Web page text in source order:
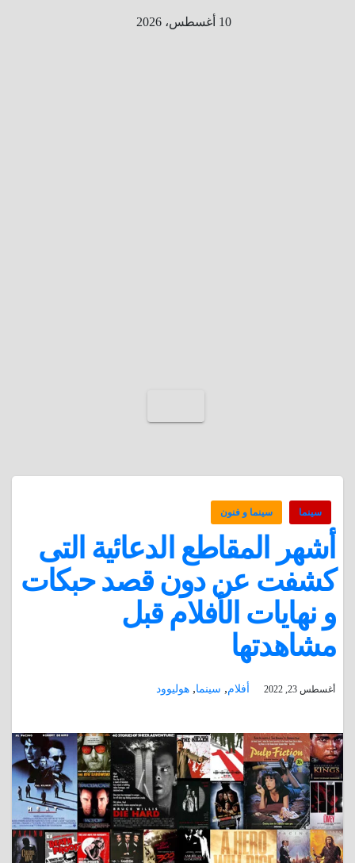
10 أغسطس، 2026
سينما سينما و فنون
أشهر المقاطع الدعائية التى
كشفت عن دون قصد حبكات
و نهايات الأفلام قبل
مشاهدتها
أغسطس 23, 2022 أفلام, سينما, هوليوود